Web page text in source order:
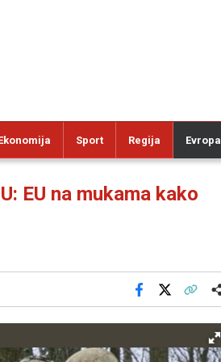
Sport Regija Evropa
EU na mukama kako
Facebook